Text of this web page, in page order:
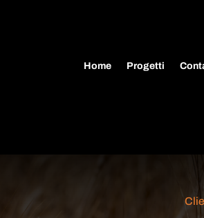
Home Progetti